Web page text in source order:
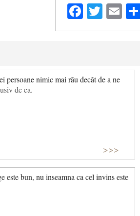
persoane nimic mai rău decât de a ne
de ea.
>>>
este bun, nu inseamna ca cel invins este